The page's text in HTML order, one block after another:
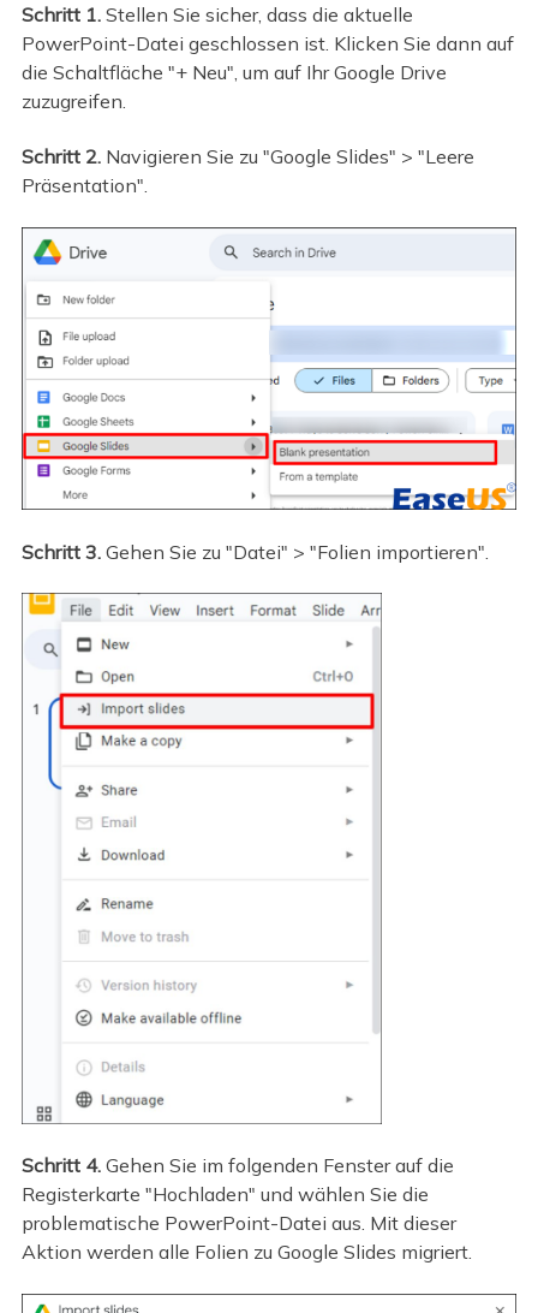
Schritt 1. Stellen Sie sicher, dass die aktuelle
PowerPoint-Datei geschlossen ist. Klicken Sie dann auf
die Schaltfläche "+ Neu", um auf Ihr Google Drive
zuzugreifen.
Schritt 2. Navigieren Sie zu "Google Slides" > "Leere
Präsentation".
Schritt 3. Gehen Sie zu "Datei" > "Folien importieren".
Schritt 4. Gehen Sie im folgenden Fenster auf die
Registerkarte "Hochladen" und wählen Sie die
problematische PowerPoint-Datei aus. Mit dieser
Aktion werden alle Folien zu Google Slides migriert.